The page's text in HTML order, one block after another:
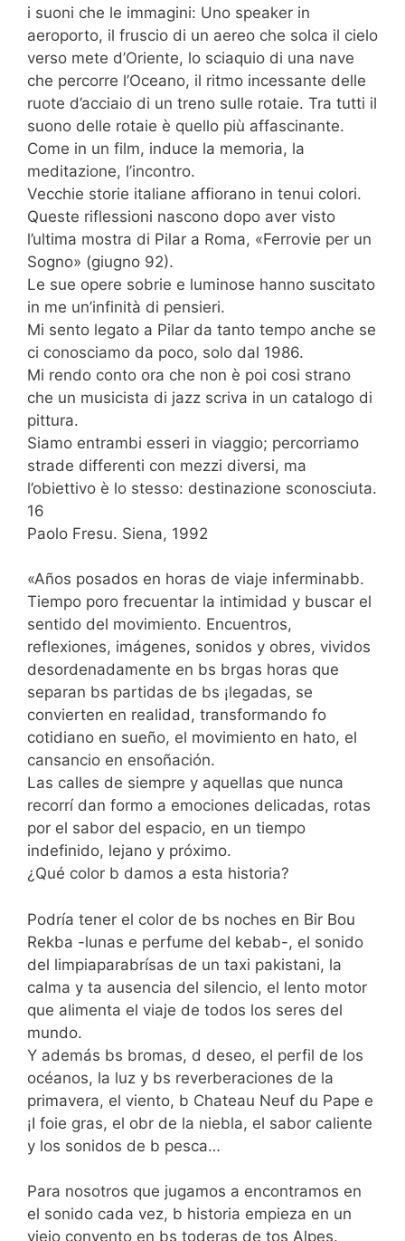
i suoni che le immagini: Uno speaker in
aeroporto, il fruscio di un aereo che solca il cielo
verso mete d’Oriente, lo sciaquio di una nave
che percorre l’Oceano, il ritmo incessante delle
ruote d’acciaio di un treno sulle rotaie. Tra tutti il
suono delle rotaie è quello più affascinante.
Come in un film, induce la memoria, la
meditazione, l’incontro.
Vecchie storie italiane affiorano in tenui colori.
Queste riflessioni nascono dopo aver visto
l’ultima mostra di Pilar a Roma, «Ferrovie per un
Sogno» (giugno 92).
Le sue opere sobrie e luminose hanno suscitato
in me un’infinità di pensieri.
Mi sento legato a Pilar da tanto tempo anche se
ci conosciamo da poco, solo dal 1986.
Mi rendo conto ora che non è poi cosi strano
che un musicista di jazz scriva in un catalogo di
pittura.
Siamo entrambi esseri in viaggio; percorriamo
strade differenti con mezzi diversi, ma
l’obiettivo è lo stesso: destinazione sconosciuta.
16
Paolo Fresu. Siena, 1992
«Años posados en horas de viaje inferminabb.
Tiempo poro frecuentar la intimidad y buscar el
sentido del movimiento. Encuentros,
reflexiones, imágenes, sonidos y obres, vividos
desordenadamente en bs brgas horas que
separan bs partidas de bs ¡legadas, se
convierten en realidad, transformando fo
cotidiano en sueño, el movimiento en hato, el
cansancio en ensoñación.
Las calles de siempre y aquellas que nunca
recorrí dan formo a emociones delicadas, rotas
por el sabor del espacio, en un tiempo
indefinido, lejano y próximo.
¿Qué color b damos a esta historia?
Podría tener el color de bs noches en Bir Bou
Rekba -lunas e perfume del kebab-, el sonido
del limpiaparabrísas de un taxi pakistani, la
calma y ta ausencia del silencio, el lento motor
que alimenta el viaje de todos los seres del
mundo.
Y además bs bromas, d deseo, el perfil de los
océanos, la luz y bs reverberaciones de la
primavera, el viento, b Chateau Neuf du Pape e
¡I foie gras, el obr de la niebla, el sabor caliente
y los sonidos de b pesca…
Para nosotros que jugamos a encontramos en
el sonido cada vez, b historia empieza en un
viejo convento en bs toderas de tos Alpes.